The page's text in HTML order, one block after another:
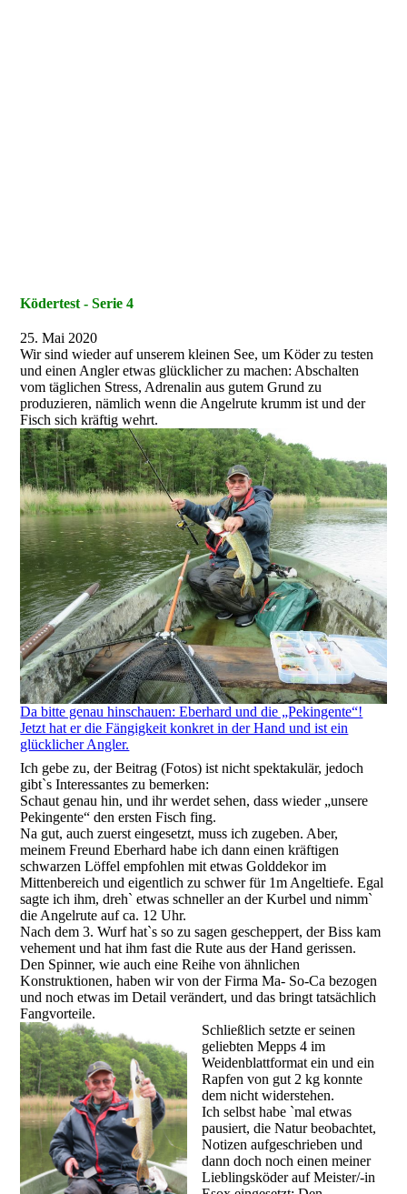
Ködertest - Serie 4
25. Mai 2020
Wir sind wieder auf unserem kleinen See, um Köder zu testen
und einen Angler etwas glücklicher zu machen: Abschalten
vom täglichen Stress, Adrenalin aus gutem Grund zu
produzieren, nämlich wenn die Angelrute krumm ist und der
Fisch sich kräftig wehrt.
Da bitte genau hinschauen: Eberhard und die „Pekingente“!
Jetzt hat er die Fängigkeit konkret in der Hand und ist ein
glücklicher Angler.
Ich gebe zu, der Beitrag (Fotos) ist nicht spektakulär, jedoch
gibt`s Interessantes zu bemerken:
Schaut genau hin, und ihr werdet sehen, dass wieder „unsere
Pekingente“ den ersten Fisch fing.
Na gut, auch zuerst eingesetzt, muss ich zugeben. Aber,
meinem Freund Eberhard habe ich dann einen kräftigen
schwarzen Löffel empfohlen mit etwas Golddekor im
Mittenbereich und eigentlich zu schwer für 1m Angeltiefe. Egal
sagte ich ihm, dreh` etwas schneller an der Kurbel und nimm`
die Angelrute auf ca. 12 Uhr.
Nach dem 3. Wurf hat`s so zu sagen gescheppert, der Biss kam
vehement und hat ihm fast die Rute aus der Hand gerissen.
Den Spinner, wie auch eine Reihe von ähnlichen
Konstruktionen, haben wir von der Firma Ma- So-Ca bezogen
und noch etwas im Detail verändert, und das bringt tatsächlich
Fangvorteile.
Schließlich setzte er seinen
geliebten Mepps 4 im
Weidenblattformat ein und ein
Rapfen von gut 2 kg konnte
dem nicht widerstehen.
Ich selbst habe `mal etwas
pausiert, die Natur beobachtet,
Notizen aufgeschrieben und
dann doch noch einen meiner
Lieblingsköder auf Meister/-in